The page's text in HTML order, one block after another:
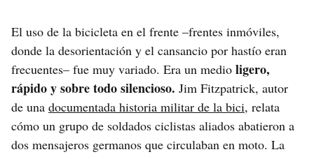
El uso de la bicicleta en el frente –frentes inmóviles,
donde la desorientación y el cansancio por hastío eran
frecuentes– fue muy variado. Era un medio ligero,
rápido y sobre todo silencioso. Jim Fitzpatrick, autor
de una documentada historia militar de la bici, relata
cómo un grupo de soldados ciclistas aliados abatieron a
dos mensajeros germanos que circulaban en moto. La